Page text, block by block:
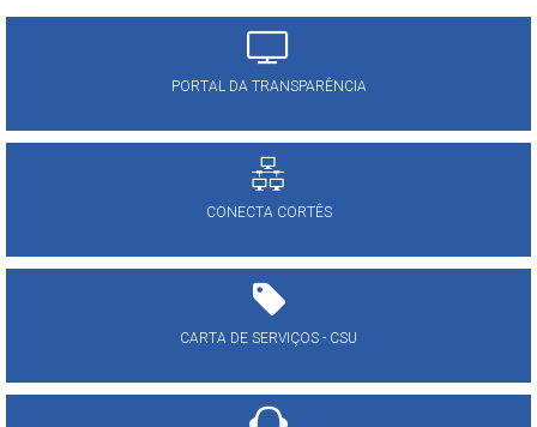
PORTAL DA TRANSPARÊNCIA
CONECTA CORTÊS
CARTA DE SERVIÇOS - CSU